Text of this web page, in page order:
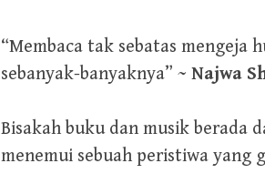
“Membaca tak sebatas mengeja
sebanyak-banyaknya” ~ Najwa
Bisakah buku dan musik berada
menemui sebuah peristiwa yang